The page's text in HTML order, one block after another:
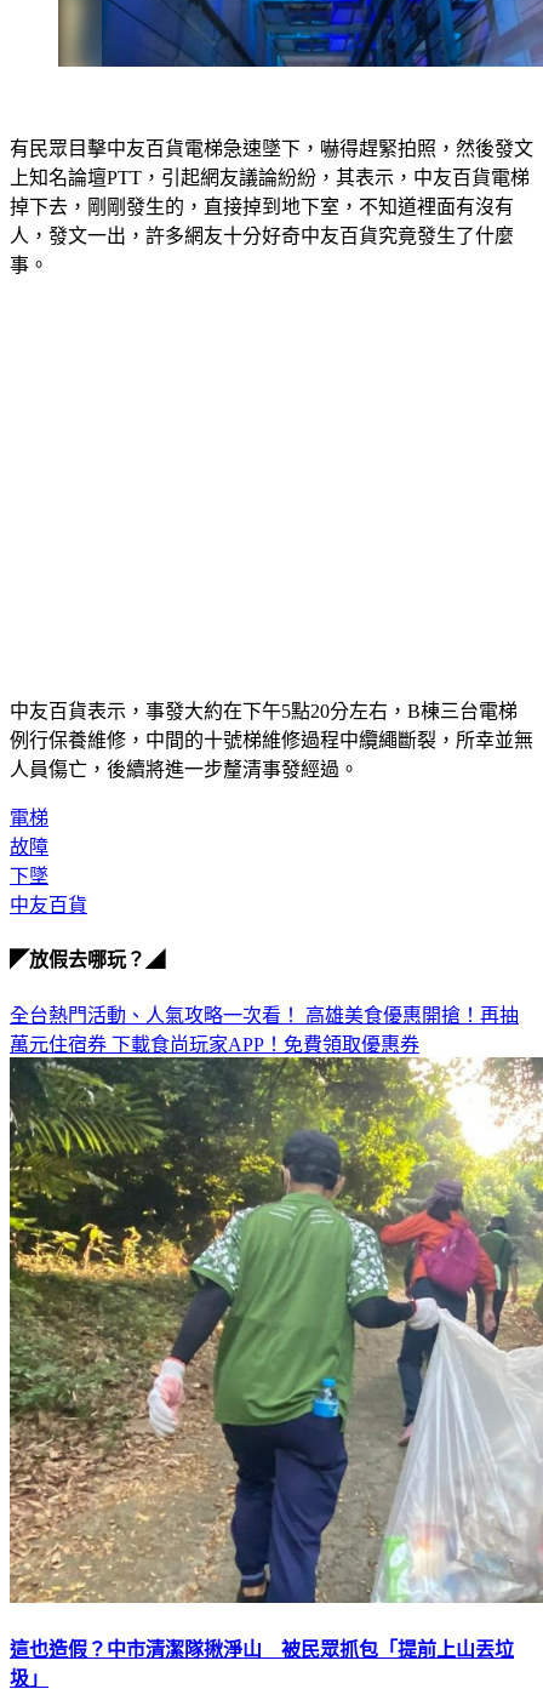
有民眾目擊中友百貨電梯急速墜下，嚇得趕緊拍照，然後發文
上知名論壇PTT，引起網友議論紛紛，其表示，中友百貨電梯
掉下去，剛剛發生的，直接掉到地下室，不知道裡面有沒有
人，發文一出，許多網友十分好奇中友百貨究竟發生了什麼
中友百貨表示，事發大約在下午5點20分左右，B棟三台電梯
例行保養維修，中間的十號梯維修過程中纜繩斷裂，所幸並無
電梯
故障
下墜
全台熱門活動、人氣攻略一次看！高雄美食優惠開搶！再抽
萬元住宿券下載食尚玩家APP！免費領取優惠券
這也造假？中市清潔隊揪淨山 被民眾抓包「提前上山丟垃